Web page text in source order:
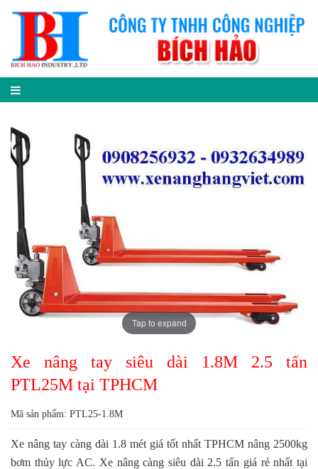
Tap to expand
Xe nâng tay siêu dài 1.8M 2.5 tấn
PTL25M tại TPHCM
Mã sản phẩm: PTL25-1.8M
Xe nâng tay càng dài 1.8 mét giá tốt nhất TPHCM nâng 2500kg
bơm thủy lực AC. Xe nâng càng siêu dài 2.5 tấn giá rẻ nhất tại